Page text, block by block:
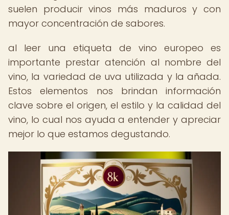
suelen producir vinos más maduros y con
mayor concentración de sabores.
al leer una etiqueta de vino europeo es
importante prestar atención al nombre del
vino, la variedad de uva utilizada y la añada.
Estos elementos nos brindan información
clave sobre el origen, el estilo y la calidad del
vino, lo cual nos ayuda a entender y apreciar
mejor lo que estamos degustando.